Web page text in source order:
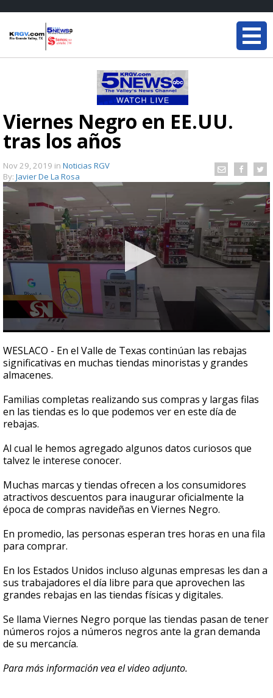
Viernes Negro en EE.UU.
tras los años
Nov 29, 2019 in Noticias RGV
By: Javier De La Rosa
seconds
of
1
minute,
seconds
WESLACO - En el Valle de Texas continúan las rebajas
significativas en muchas tiendas minoristas y grandes
almacenes.
Familias completas realizando sus compras y largas filas
en las tiendas es lo que podemos ver en este día de
rebajas.
Al cual le hemos agregado algunos datos curiosos que
talvez le interese conocer.
Muchas marcas y tiendas ofrecen a los consumidores
atractivos descuentos para inaugurar oficialmente la
época de compras navideñas en Viernes Negro.
En promedio, las personas esperan tres horas en una fila
para comprar.
En los Estados Unidos incluso algunas empresas les dan a
sus trabajadores el día libre para que aprovechen las
grandes rebajas en las tiendas físicas y digitales.
Se llama Viernes Negro porque las tiendas pasan de tener
números rojos a números negros ante la gran demanda
de su mercancía.
Para más información vea el video adjunto.